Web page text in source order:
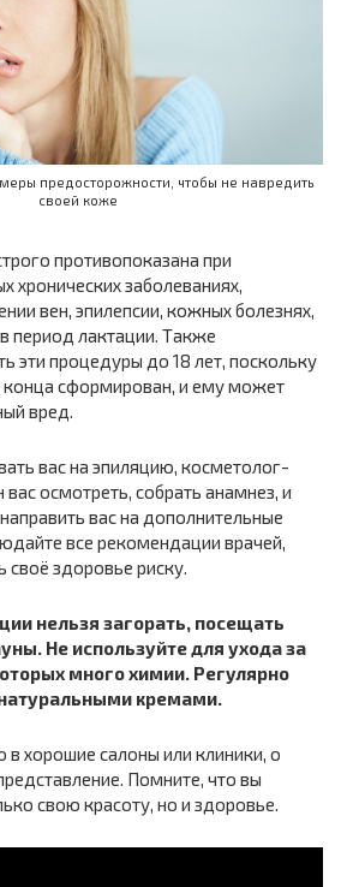
предосторожности, чтобы не навредить
своей коже
противопоказана при
хронических заболеваниях,
вен, эпилепсии, кожных болезнях,
период лактации. Также
эти процедуры до 18 лет, поскольку
сформирован, и ему может
вред.
вас на эпиляцию, косметолог-
осмотреть, собрать анамнез, и
вас на дополнительные
все рекомендации врачей,
своё здоровье риску.
нельзя загорать, посещать
Не используйте для ухода за
много химии. Регулярно
кремами.
в хорошие салоны или клиники, о
Помните, что вы
свою красоту, но и здоровье.